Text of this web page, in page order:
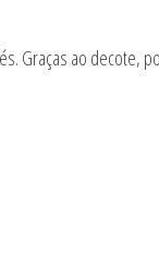
Graças ao decote,